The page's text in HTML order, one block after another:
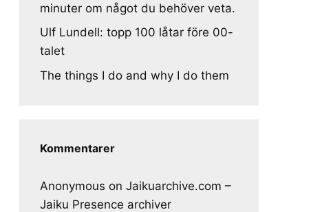
minuter om något du behöver veta.
Ulf Lundell: topp 100 låtar före 00-
talet
The things I do and why I do them
Kommentarer
Anonymous on Jaikuarchive.com –
Jaiku Presence archiver